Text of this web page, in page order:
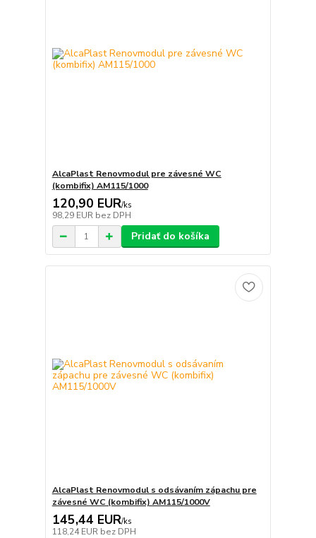
AlcaPlast Renovmodul pre závesné WC
(kombifix) AM115/1000
120,90 EUR/ks
98,29 EUR bez DPH
Pridať do košíka
AlcaPlast Renovmodul s odsávaním zápachu pre
závesné WC (kombifix) AM115/1000V
145,44 EUR/ks
118,24 EUR bez DPH